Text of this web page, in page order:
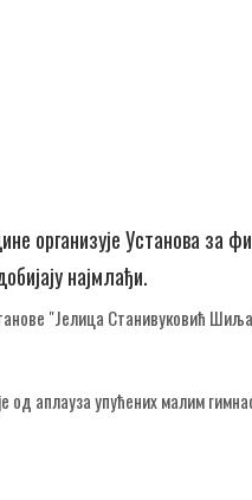
организује Установа за
најмлађи.
"Јелица Станивуковић
аплауза упућених малим